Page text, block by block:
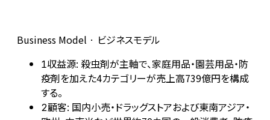
Business Model · ビジネスモデル
1収益源: 殺虫剤が主軸で、家庭用品・園芸用品・防
疫剤を加えた4カテゴリーが売上高739億円を構成
する。
2顧客: 国内小売・ドラッグストアおよび東南アジア・